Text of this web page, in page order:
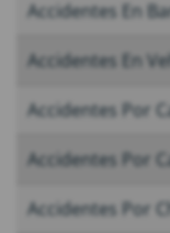
Accidentes En
Accidentes En
Accidentes Por
Accidentes Por
Accidentes Por